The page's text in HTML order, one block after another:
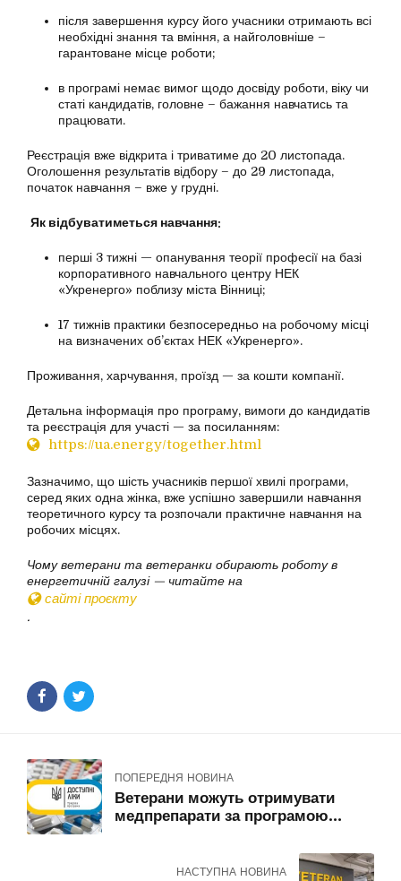
після завершення курсу його учасники отримають всі
необхідні знання та вміння, а найголовніше –
гарантоване місце роботи;
в програмі немає вимог щодо досвіду роботи, віку чи
статі кандидатів, головне – бажання навчатись та
працювати.
Реєстрація вже відкрита і триватиме до 20 листопада.
Оголошення результатів відбору – до 29 листопада,
початок навчання – вже у грудні.
Як відбуватиметься навчання:
перші 3 тижні — опанування теорії професії на базі
корпоративного навчального центру НЕК
«Укренерго» поблизу міста Вінниці;
17 тижнів практики безпосередньо на робочому місці
на визначених об’єктах НЕК «Укренерго».
Проживання, харчування, проїзд — за кошти компанії.
Детальна інформація про програму, вимоги до кандидатів
та реєстрація для участі — за посиланням:
https://ua.energy/together.html
Зазначимо, що шість учасників першої хвилі програми,
серед яких одна жінка, вже успішно завершили навчання
теоретичного курсу та розпочали практичне навчання на
робочих місцях.
Чому ветерани та ветеранки обирають роботу в
енергетичній галузі — читайте на
сайті проєкту
.
ПОПЕРЕДНЯ НОВИНА
Ветерани можуть отримувати
медпрепарати за програмою
НАСТУПНА НОВИНА